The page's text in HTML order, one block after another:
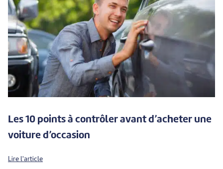
Les 10 points à contrôler avant d’acheter une
voiture d’occasion
Lire l'article